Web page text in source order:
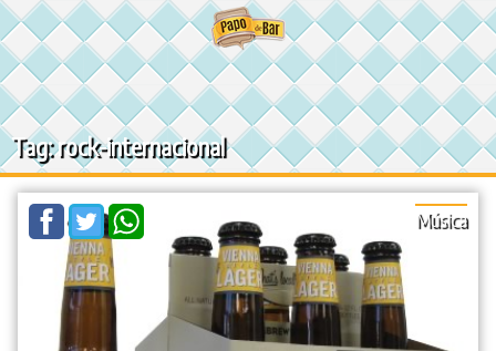
Ir
para
o
conteúdo
Tag: rock-internacional
Música